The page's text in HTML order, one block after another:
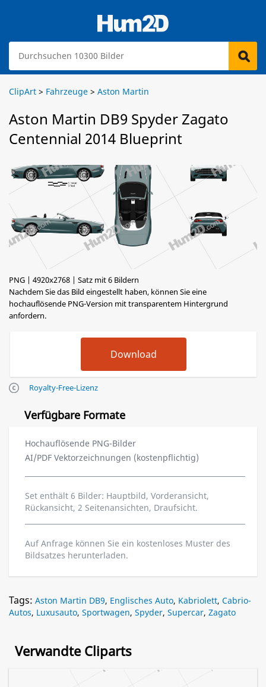
ClipArt > Fahrzeuge > Aston Martin
Aston Martin DB9 Spyder Zagato
Centennial 2014 Blueprint
PNG | 4920x2768 | Satz mit 6 Bildern
Nachdem Sie das Bild eingestellt haben, können Sie eine
hochauflösende PNG-Version mit transparentem Hintergrund
anfordern.
Royalty-Free-Lizenz
Verfügbare Formate
Hochauflösende PNG-Bilder
AI/PDF Vektorzeichnungen (kostenpflichtig)
Set enthält 6 Bilder: Hauptbild, Vorderansicht,
Rückansicht, 2 Seitenansichten, Draufsicht.
Auf Anfrage können Sie ein kostenloses Muster des
Bildsatzes herunterladen.
Tags: Aston Martin DB9, Englisches Auto, Kabriolett, Cabrio-
Autos, Luxusauto, Sportwagen, Spyder, Supercar, Zagato
Verwandte Cliparts